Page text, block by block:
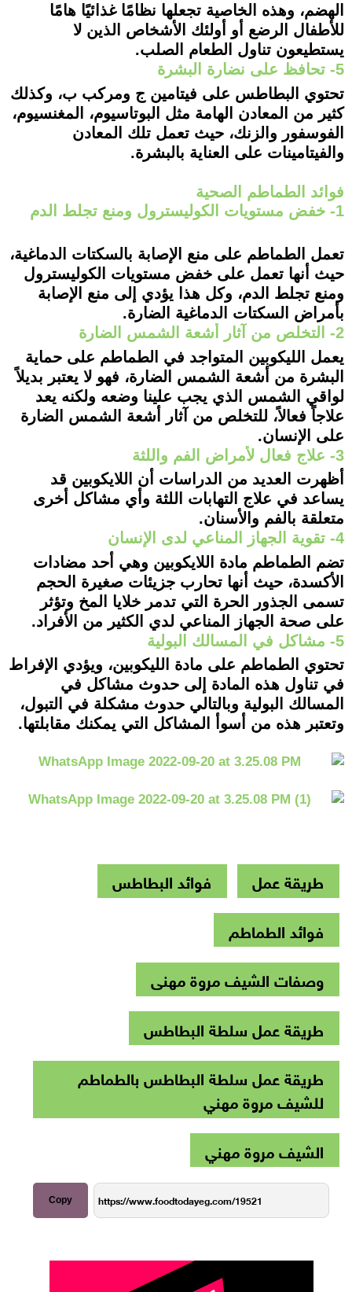
الهضم، وهذه الخاصية تجعلها نظامًا غذائيًا هامًا
للأطفال الرضع أو أولئك الأشخاص الذين لا
يستطيعون تناول الطعام الصلب.
5- تحافظ على نضارة البشرة
تحتوي البطاطس على فيتامين ج ومركب ب، وكذلك
كثير من المعادن الهامة مثل البوتاسيوم، المغنسيوم،
الفوسفور والزنك، حيث تعمل تلك المعادن
والفيتامينات على العناية بالبشرة.
فوائد الطماطم الصحية
1- خفض مستويات الكوليسترول ومنع تجلط الدم
تعمل الطماطم على منع الإصابة بالسكتات الدماغية،
حيث أنها تعمل على خفض مستويات الكوليسترول
ومنع تجلط الدم، وكل هذا يؤدي إلى منع الإصابة
بأمراض السكتات الدماغية الضارة.
2- التخلص من آثار أشعة الشمس الضارة
يعمل الليكوبين المتواجد في الطماطم على حماية
البشرة من أشعة الشمس الضارة، فهو لا يعتبر بديلاً
لواقي الشمس الذي يجب علينا وضعه ولكنه يعد
علاجاً فعالاً، للتخلص من آثار أشعة الشمس الضارة
على الإنسان.
3- علاج فعال لأمراض الفم واللثة
أظهرت العديد من الدراسات أن اللايكوبين قد
يساعد في علاج التهابات اللثة وأي مشاكل أخرى
متعلقة بالفم والأسنان.
4- تقوية الجهاز المناعي لدى الإنسان
تضم الطماطم مادة اللايكوبين وهي أحد مضادات
الأكسدة، حيث أنها تحارب جزيئات صغيرة الحجم
تسمى الجذور الحرة التي تدمر خلايا المخ وتؤثر
على صحة الجهاز المناعي لدي الكثير من الأفراد.
5- مشاكل في المسالك البولية
تحتوي الطماطم على مادة الليكوبين، ويؤدي الإفراط
في تناول هذه المادة إلى حدوث مشاكل في
المسالك البولية وبالتالي حدوث مشكلة في التبول،
وتعتبر هذه من أسوأ المشاكل التي يمكنك مقابلتها.
طريقة عمل
فوائد البطاطس
فوائد الطماطم
وصفات الشيف مروة مهنى
طريقة عمل سلطة البطاطس
طريقة عمل سلطة البطاطس بالطماطم
للشيف مروة مهني
الشيف مروة مهني
Copy